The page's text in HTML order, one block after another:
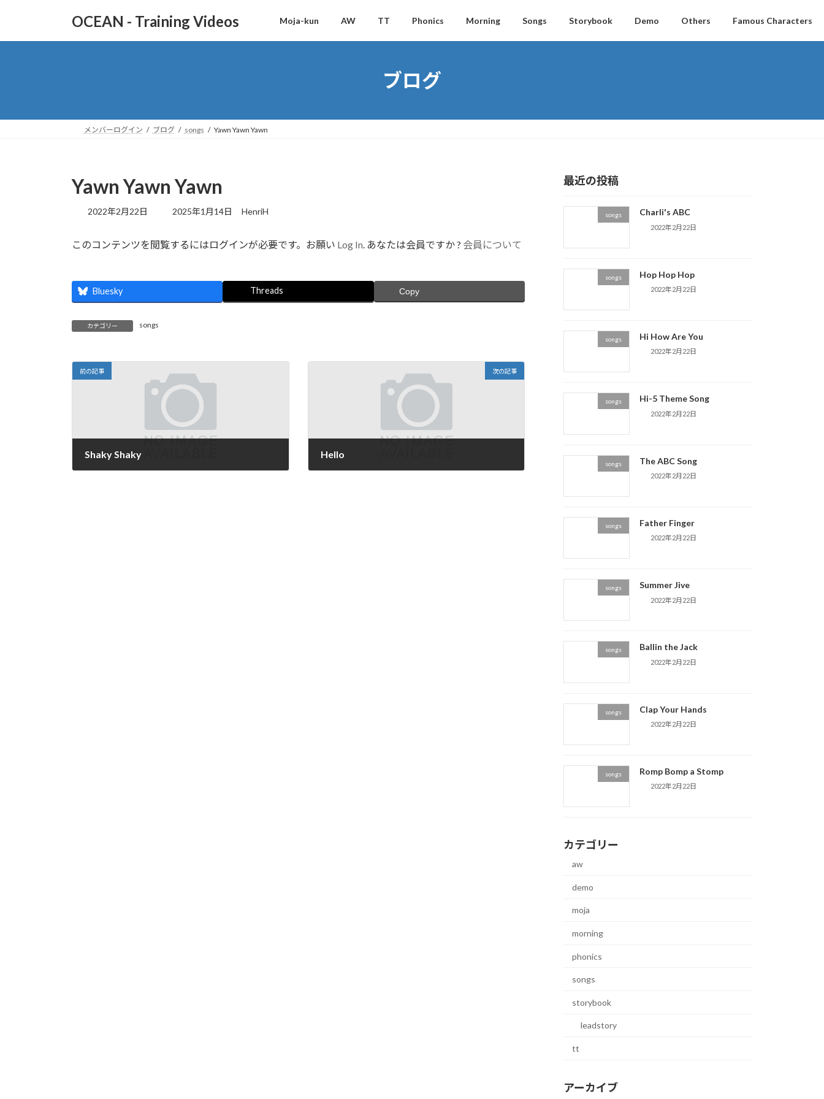
OCEAN - Training Videos Moja-kun AW TT Phonics Morning Songs Storybook Demo Others Famous Characters
ブログ
メンバーログイン ブログ songs Yawn Yawn Yawn
Yawn Yawn Yawn
2022年2月22日
最
新
:
2025年1月14日 HenriH
このコンテンツを閲覧するにはログインが必要です。お願い Log In . あなたは会員ですか ? 会員について
Bluesky Threads Copy
カテゴリー songs
前の記事
Shaky Shaky
次の記事
Hello
最近の投稿
songs Charli's ABC
2022年2月22日
songs Hop Hop Hop
2022年2月22日
songs Hi How Are You
2022年2月22日
songs Hi-5 Theme Song
2022年2月22日
songs The ABC Song
2022年2月22日
songs Father Finger
2022年2月22日
songs Summer Jive
2022年2月22日
songs Ballin the Jack
2022年2月22日
songs Clap Your Hands
2022年2月22日
songs Romp Bomp a Stomp
2022年2月22日
カテゴリー
aw
demo
moja
morning
phonics
songs
storybook
leadstory
tt
アーカイブ